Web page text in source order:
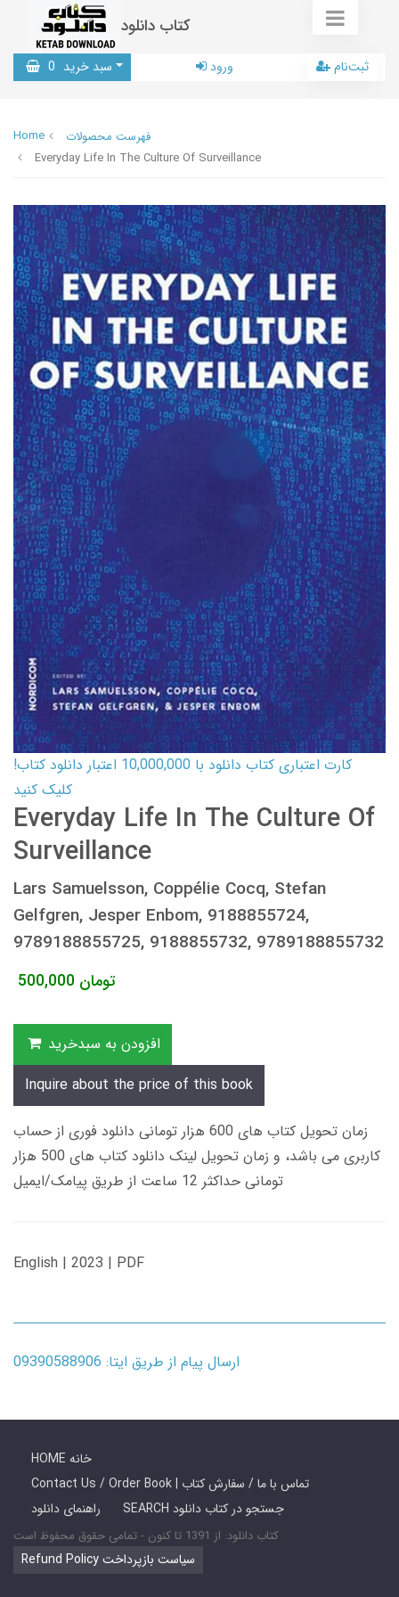
کتاب دانلود
سبد خرید 0 ورود ثبت‌نام
Home
فهرست محصولات
Everyday Life In The Culture Of Surveillance
کارت اعتباری کتاب دانلود با 10,000,000 اعتبار دانلود کتاب!
کلیک کنید
Everyday Life In The Culture Of
Surveillance
Lars Samuelsson, Coppélie Cocq, Stefan
Gelfgren, Jesper Enbom, 9188855724,
9789188855725, 9188855732, 9789188855732
500,000 تومان
افزودن به سبدخرید
Inquire about the price of this book
زمان تحویل کتاب های 600 هزار تومانی دانلود فوری از حساب
کاربری می باشد، و زمان تحویل لینک دانلود کتاب های 500 هزار
تومانی حداکثر 12 ساعت از طریق پیامک/ایمیل
English | 2023 | PDF
ارسال پیام از طریق ایتا: 09390588906
HOME خانه
Contact Us / Order Book | تماس با ما / سفارش کتاب
راهنمای دانلود
SEARCH جستجو در کتاب دانلود
کتاب دانلود: از 1391 تا کنون - تمامی حقوق محفوظ است
Refund Policy سیاست بازپرداخت